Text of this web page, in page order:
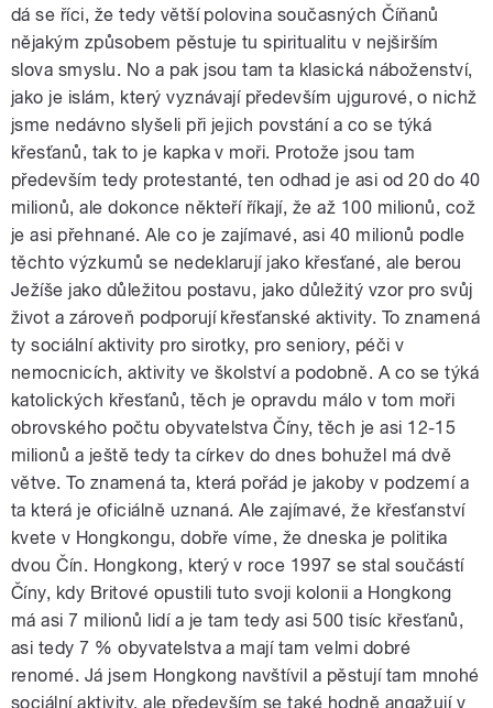
dá se říci, že tedy větší polovina současných Číňanů
nějakým způsobem pěstuje tu spiritualitu v nejširším
slova smyslu. No a pak jsou tam ta klasická náboženství,
jako je islám, který vyznávají především ujgurové, o nichž
jsme nedávno slyšeli při jejich povstání a co se týká
křesťanů, tak to je kapka v moři. Protože jsou tam
především tedy protestanté, ten odhad je asi od 20 do 40
milionů, ale dokonce někteří říkají, že až 100 milionů, což
je asi přehnané. Ale co je zajímavé, asi 40 milionů podle
těchto výzkumů se nedeklarují jako křesťané, ale berou
Ježíše jako důležitou postavu, jako důležitý vzor pro svůj
život a zároveň podporují křesťanské aktivity. To znamená
ty sociální aktivity pro sirotky, pro seniory, péči v
nemocnicích, aktivity ve školství a podobně. A co se týká
katolických křesťanů, těch je opravdu málo v tom moři
obrovského počtu obyvatelstva Číny, těch je asi 12-15
milionů a ještě tedy ta církev do dnes bohužel má dvě
větve. To znamená ta, která pořád je jakoby v podzemí a
ta která je oficiálně uznaná. Ale zajímavé, že křesťanství
kvete v Hongkongu, dobře víme, že dneska je politika
dvou Čín. Hongkong, který v roce 1997 se stal součástí
Číny, kdy Britové opustili tuto svoji kolonii a Hongkong
má asi 7 milionů lidí a je tam tedy asi 500 tisíc křesťanů,
asi tedy 7 % obyvatelstva a mají tam velmi dobré
renomé. Já jsem Hongkong navštívil a pěstují tam mnohé
sociální aktivity, ale především se také hodně angažují v